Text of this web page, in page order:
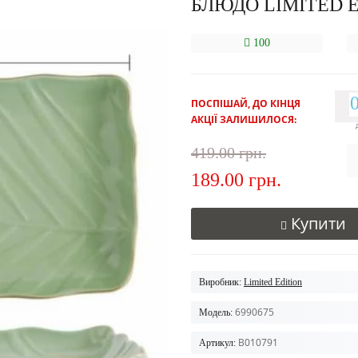
БЛЮДО LIMITED
100
ПОСПІШАЙ, ДО КІНЦЯ
АКЦІЇ ЗАЛИШИЛОСЯ:
9
9
0
0
419.00 грн.
189.00 грн.
Купити
Виробник: Limited Edition
Модель: 6990675
Артикул: B010791